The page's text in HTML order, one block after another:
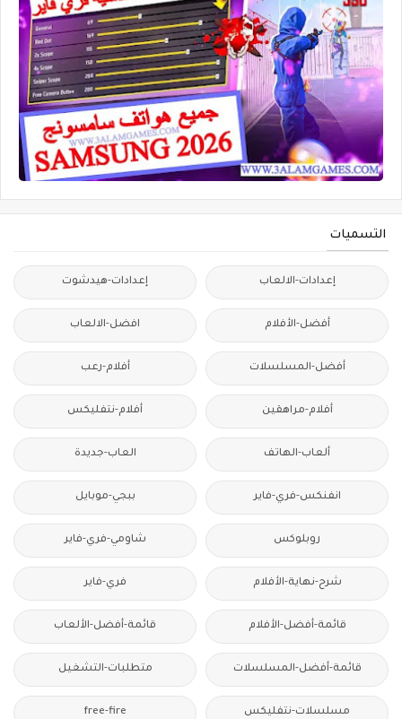
التسميات
إعدادات-الالعاب إعدادات-هيدشوت
أفضل-الأفلام افضل-الالعاب
أفضل-المسلسلات أفلام-رعب
أفلام-مراهقين أفلام-نتفليكس
ألعاب-الهاتف العاب-جديدة
انفنكس-فري-فاير ببجي-موبايل
روبلوكس شاومي-فري-فاير
شرح-نهاية-الأفلام فري-فاير
قائمة-أفضل-الأفلام قائمة-أفضل-الألعاب
قائمة-أفضل-المسلسلات متطلبات-التشغيل
مسلسلات-نتفليكس free-fire